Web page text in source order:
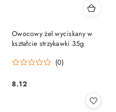
Owocowy żel wyciskany w
kształcie strzykawki 35g
(0)
Cena:
8.12